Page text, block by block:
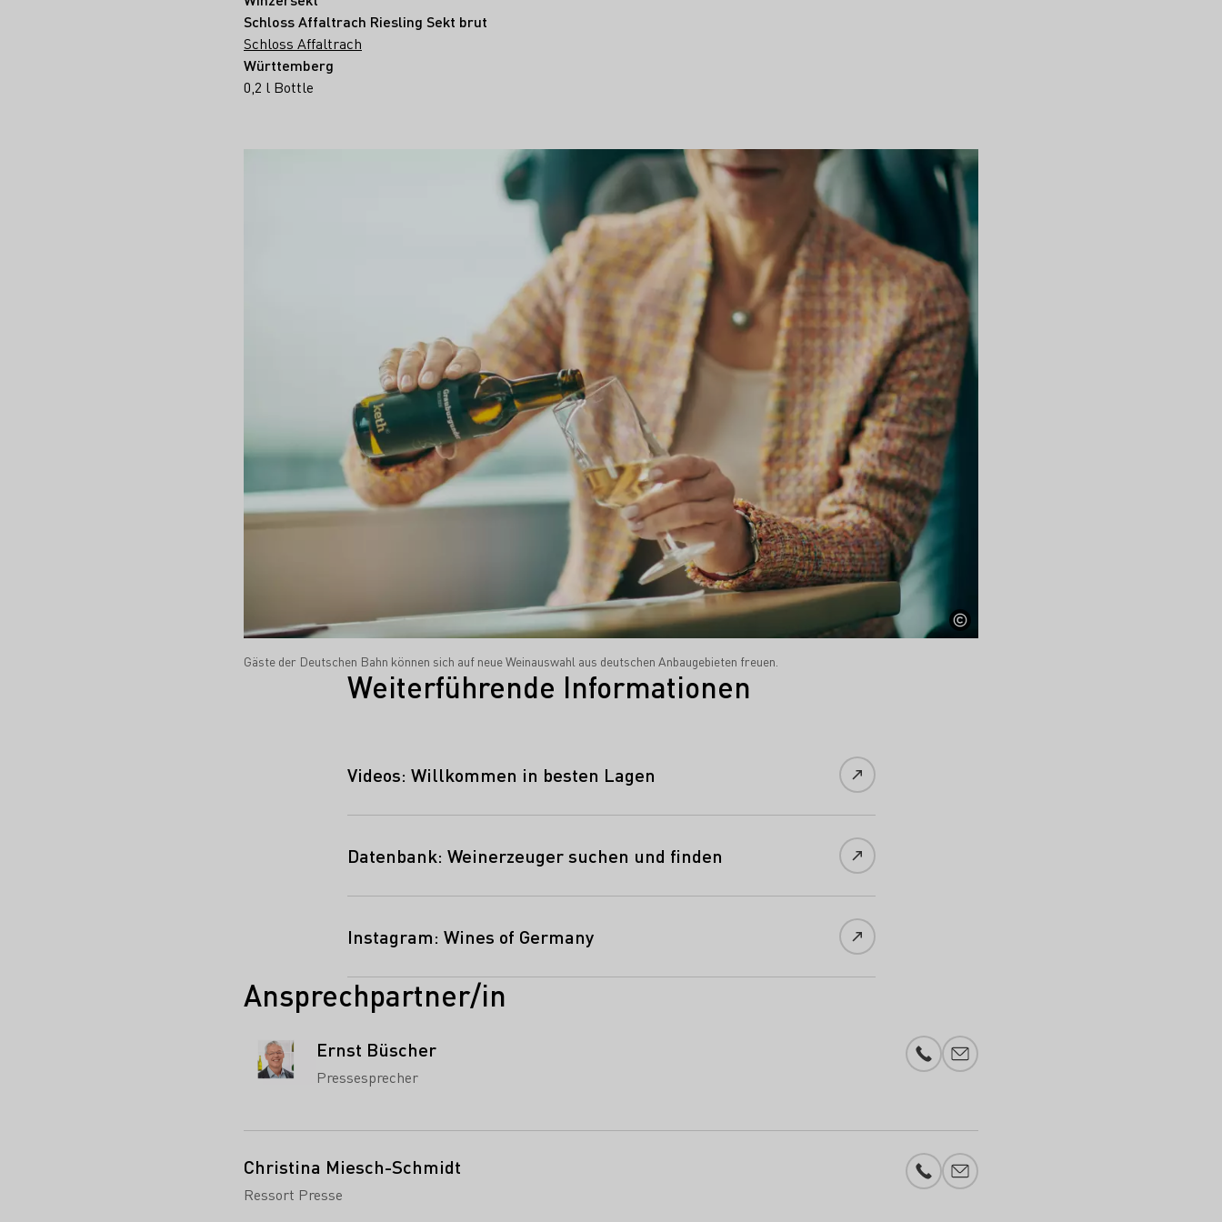
Schloss Affaltrach Riesling Sekt brut
Schloss Affaltrach
Württemberg
0,2 l Bottle
Gäste der Deutschen Bahn können sich auf neue Weinauswahl aus deutschen Anbaugebieten freuen.
Weiterführende Informationen
Videos: Willkommen in besten Lagen
Datenbank: Weinerzeuger suchen und finden
Instagram: Wines of Germany
Ansprechpartner/in
Ernst Büscher
Pressesprecher
Telefonnummer
E-Mail-Adresse
Christina Miesch-Schmidt
Ressort Presse
Telefonnummer
E-Mail-Adresse